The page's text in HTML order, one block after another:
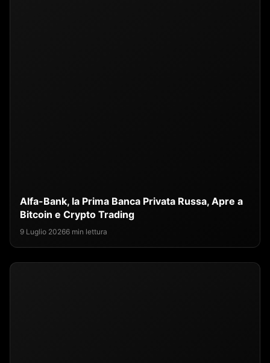
Alfa-Bank, la Prima Banca Privata Russa, Apre a
Bitcoin e Crypto Trading
9 Luglio 20266 min lettura